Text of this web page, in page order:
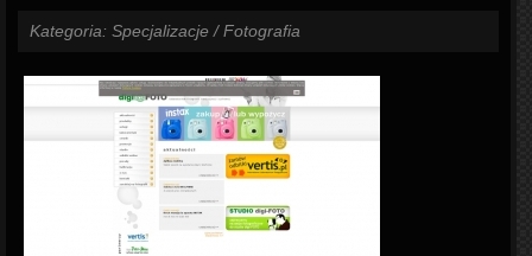
Kategoria: Specjalizacje / Fotografia